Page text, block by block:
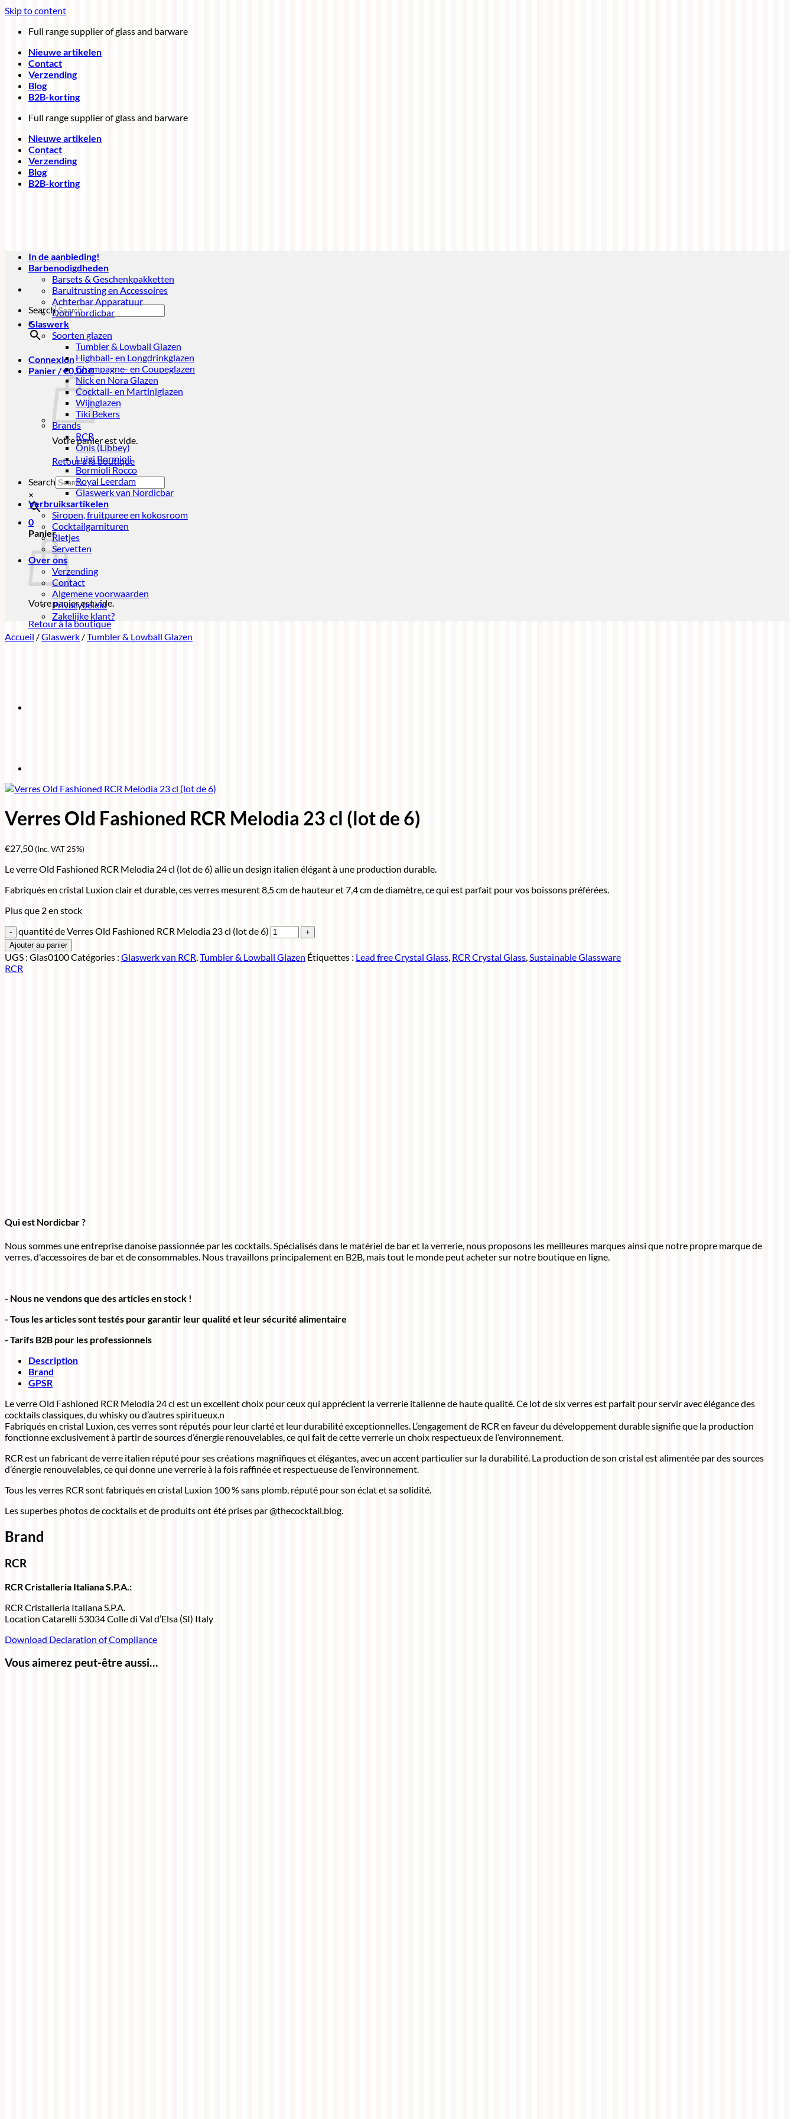
Skip to content
Full range supplier of glass and barware
Nieuwe artikelen
Contact
Verzending
Blog
B2B-korting
Full range supplier of glass and barware
Nieuwe artikelen
Contact
Verzending
Blog
B2B-korting
Search
×
Connexion
Panier /€0,000
Votre panier est vide.
Retour à la boutique
Search
×
0
Panier
Votre panier est vide.
Retour à la boutique
In de aanbieding!
Barbenodigdheden
Barsets & Geschenkpakketten
Baruitrusting en Accessoires
Achterbar Apparatuur
Door nordicbar
Glaswerk
Soorten glazen
Tumbler & Lowball Glazen
Highball- en Longdrinkglazen
Champagne- en Coupeglazen
Nick en Nora Glazen
Cocktail- en Martiniglazen
Wijnglazen
Tiki Bekers
Brands
RCR
Onis (Libbey)
Luigi Bormioli
Bormioli Rocco
Royal Leerdam
Glaswerk van Nordicbar
Verbruiksartikelen
Siropen, fruitpuree en kokosroom
Cocktailgarnituren
Rietjes
Servetten
Over ons
Verzending
Contact
Algemene voorwaarden
Privacybeleid
Zakelijke klant?
Accueil /Glaswerk /Tumbler & Lowball Glazen
Verres Old Fashioned RCR Melodia 23 cl (lot de 6)
€27,50(Inc. VAT 25%)
Le verre Old Fashioned RCR Melodia 24 cl (lot de 6) allie un design italien élégant à une production durable.
Fabriqués en cristal Luxion clair et durable, ces verres mesurent 8,5 cm de hauteur et 7,4 cm de diamètre, ce qui est parfait pour vos boissons préférées.
Plus que 2 en stock
quantité de Verres Old Fashioned RCR Melodia 23 cl (lot de 6)
Ajouter au panier
UGS : Glas0100Catégories : Glaswerk van RCR,Tumbler & Lowball Glazen Étiquettes : Lead free Crystal Glass, RCR Crystal Glass,Sustainable Glassware
RCR
Qui est Nordicbar ?
Nous sommes une entreprise danoise passionnée par les cocktails. Spécialisés dans le matériel de bar et la verrerie, nous proposons les meilleures marques ainsi que notre propre marque de
verres, d'accessoires de bar et de consommables. Nous travaillons principalement en B2B, mais tout le monde peut acheter sur notre boutique en ligne.
- Nous ne vendons que des articles en stock !
- Tous les articles sont testés pour garantir leur qualité et leur sécurité alimentaire
- Tarifs B2B pour les professionnels
Description
Brand
GPSR
Le verre Old Fashioned RCR Melodia 24 cl est un excellent choix pour ceux qui apprécient la verrerie italienne de haute qualité. Ce lot de six verres est parfait pour servir avec élégance des
cocktails classiques, du whisky ou d’autres spiritueux.n
Fabriqués en cristal Luxion, ces verres sont réputés pour leur clarté et leur durabilité exceptionnelles. L’engagement de RCR en faveur du développement durable signifie que la production
fonctionne exclusivement à partir de sources d’énergie renouvelables, ce qui fait de cette verrerie un choix respectueux de l’environnement.
RCR est un fabricant de verre italien réputé pour ses créations magnifiques et élégantes, avec un accent particulier sur la durabilité. La production de son cristal est alimentée par des sources
d’énergie renouvelables, ce qui donne une verrerie à la fois raffinée et respectueuse de l’environnement.
Tous les verres RCR sont fabriqués en cristal Luxion 100 % sans plomb, réputé pour son éclat et sa solidité.
Les superbes photos de cocktails et de produits ont été prises par @thecocktail.blog.
Brand
RCR
RCR Cristalleria Italiana S.P.A.:
RCR Cristalleria Italiana S.P.A.
Location Catarelli 53034 Colle di Val d’Elsa (SI) Italy
Download Declaration of Compliance
Vous aimerez peut-être aussi…